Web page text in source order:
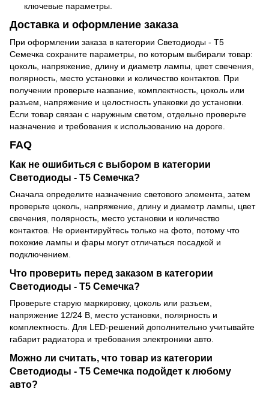
ключевые параметры.
Доставка и оформление заказа
При оформлении заказа в категории Светодиоды - T5
Семечка сохраните параметры, по которым выбирали товар:
цоколь, напряжение, длину и диаметр лампы, цвет свечения,
полярность, место установки и количество контактов. При
получении проверьте название, комплектность, цоколь или
разъем, напряжение и целостность упаковки до установки.
Если товар связан с наружным светом, отдельно проверьте
назначение и требования к использованию на дороге.
FAQ
Как не ошибиться с выбором в категории
Светодиоды - T5 Семечка?
Сначала определите назначение светового элемента, затем
проверьте цоколь, напряжение, длину и диаметр лампы, цвет
свечения, полярность, место установки и количество
контактов. Не ориентируйтесь только на фото, потому что
похожие лампы и фары могут отличаться посадкой и
подключением.
Что проверить перед заказом в категории
Светодиоды - T5 Семечка?
Проверьте старую маркировку, цоколь или разъем,
напряжение 12/24 В, место установки, полярность и
комплектность. Для LED-решений дополнительно учитывайте
габарит радиатора и требования электроники авто.
Можно ли считать, что товар из категории
Светодиоды - T5 Семечка подойдет к любому
авто?